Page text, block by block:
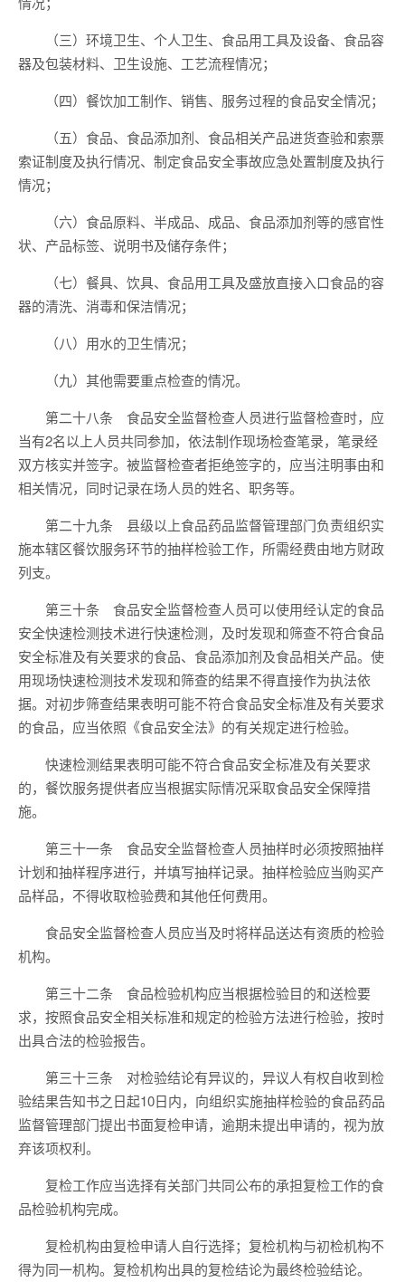
（三）环境卫生、个人卫生、食品用工具及设备、食品容
器及包装材料、卫生设施、工艺流程情况；
（四）餐饮加工制作、销售、服务过程的食品安全情况；
（五）食品、食品添加剂、食品相关产品进货查验和索票
索证制度及执行情况、制定食品安全事故应急处置制度及执行
情况；
（六）食品原料、半成品、成品、食品添加剂等的感官性
状、产品标签、说明书及储存条件；
（七）餐具、饮具、食品用工具及盛放直接入口食品的容
器的清洗、消毒和保洁情况；
（八）用水的卫生情况；
（九）其他需要重点检查的情况。
第二十八条 食品安全监督检查人员进行监督检查时，应
当有2名以上人员共同参加，依法制作现场检查笔录，笔录经
双方核实并签字。被监督检查者拒绝签字的，应当注明事由和
相关情况，同时记录在场人员的姓名、职务等。
第二十九条 县级以上食品药品监督管理部门负责组织实
施本辖区餐饮服务环节的抽样检验工作，所需经费由地方财政
列支。
第三十条 食品安全监督检查人员可以使用经认定的食品
安全快速检测技术进行快速检测，及时发现和筛查不符合食品
安全标准及有关要求的食品、食品添加剂及食品相关产品。使
用现场快速检测技术发现和筛查的结果不得直接作为执法依
据。对初步筛查结果表明可能不符合食品安全标准及有关要求
的食品，应当依照《食品安全法》的有关规定进行检验。
快速检测结果表明可能不符合食品安全标准及有关要求
的，餐饮服务提供者应当根据实际情况采取食品安全保障措
施。
第三十一条 食品安全监督检查人员抽样时必须按照抽样
计划和抽样程序进行，并填写抽样记录。抽样检验应当购买产
品样品，不得收取检验费和其他任何费用。
食品安全监督检查人员应当及时将样品送达有资质的检验
机构。
第三十二条 食品检验机构应当根据检验目的和送检要
求，按照食品安全相关标准和规定的检验方法进行检验，按时
出具合法的检验报告。
第三十三条 对检验结论有异议的，异议人有权自收到检
验结果告知书之日起10日内，向组织实施抽样检验的食品药品
监督管理部门提出书面复检申请，逾期未提出申请的，视为放
弃该项权利。
复检工作应当选择有关部门共同公布的承担复检工作的食
品检验机构完成。
复检机构由复检申请人自行选择；复检机构与初检机构不
得为同一机构。复检机构出具的复检结论为最终检验结论。